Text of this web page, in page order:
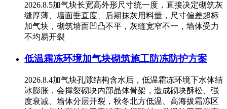
2026.8.5加气块长宽高外形尺寸统一度，直接决定砌筑灰
缝厚薄、墙面垂直度、后期抹灰用料量，尺寸偏差超标
加气块，砌筑墙面凹凸不平，灰缝宽窄不一，墙体受力
不均易开裂
低温霜冻环境加气块砌筑施工防冻防护方案
2026.8.4加气块孔隙结构含水后，低温霜冻环境下水体结
冰膨胀，会撑裂砌块内部晶体骨架，造成砌块酥松、强
度衰减、墙体分层开裂，秋冬北方低温、高海拔霜冻区